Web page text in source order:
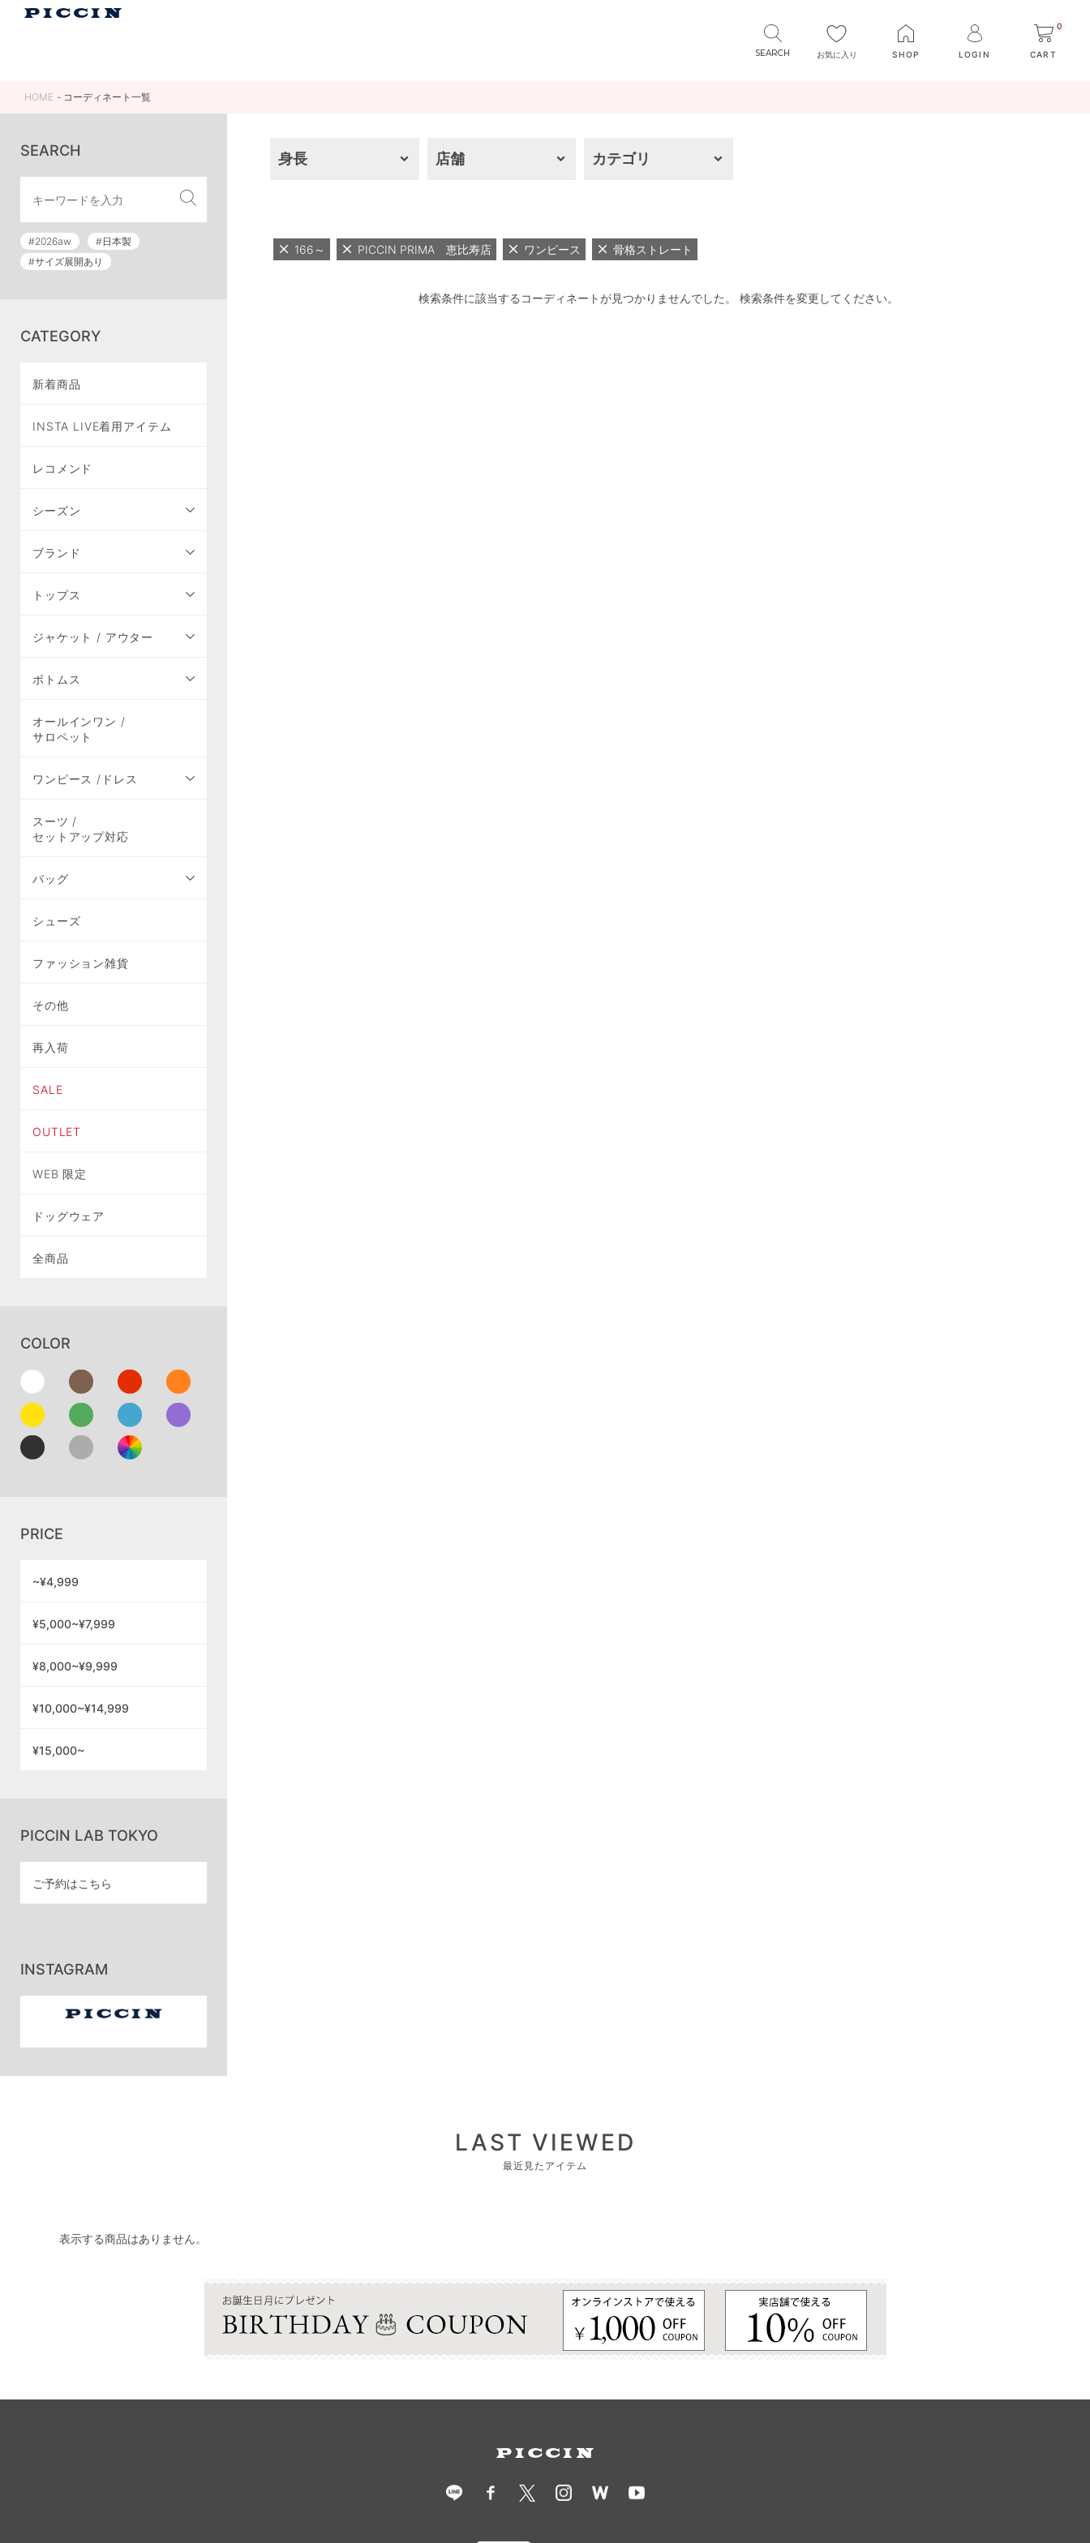
お気に入り SHOP LOGIN
0
CART
HOME コーディネート一覧
SEARCH
#2026aw
#日本製
#サイズ展開あり
CATEGORY
新着商品
INSTA LIVE着用アイテム
レコメンド
シーズン
ブランド
トップス
ジャケット / アウター
ボトムス
オールインワン /
サロペット
ワンピース /ドレス
スーツ /
セットアップ対応
バッグ
シューズ
ファッション雑貨
その他
再入荷
SALE
OUTLET
WEB 限定
ドッグウェア
全商品
COLOR
PRICE
~¥4,999
¥5,000~¥7,999
¥8,000~¥9,999
¥10,000~¥14,999
¥15,000~
PICCIN LAB TOKYO
ご予約はこちら
INSTAGRAM
身長 店舗 カテゴリ
166～ PICCIN PRIMA 恵比寿店 ワンピース 骨格ストレート
検索条件に該当するコーディネートが見つかりませんでした。 検索条件を変更してください。
LAST VIEWED
最近見たアイテム
表示する商品はありません。